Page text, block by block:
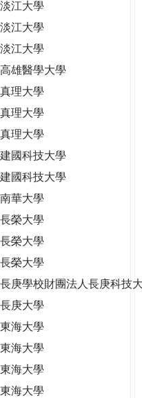
淡江大學
淡江大學
淡江大學
高雄醫學大學
真理大學
真理大學
真理大學
建國科技大學
建國科技大學
南華大學
長榮大學
長榮大學
長榮大學
長庚學校財團法人長庚科技
長庚大學
東海大學
東海大學
東海大學
東海大學